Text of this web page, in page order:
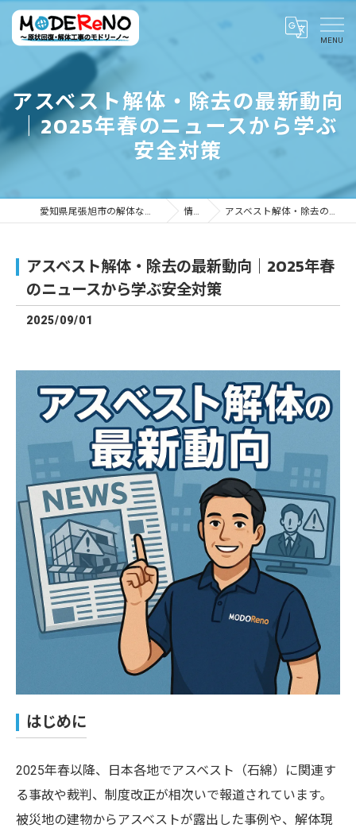
アスベスト解体・除去の最新動向
｜2025年春のニュースから学ぶ
安全対策
愛知県尾張旭市の解体ならMODEReNO ～原状回復・解体工事のモドリーノ～ 情報ブログ アスベスト解体・除去の最新動向｜2025年春のニュースから学ぶ安全対策
アスベスト解体・除去の最新動向｜2025年春
のニュースから学ぶ安全対策
2025/09/01
はじめに
2025年春以降、日本各地でアスベスト（石綿）に関連す
る事故や裁判、制度改正が相次いで報道されています。
被災地の建物からアスベストが露出した事例や、解体現